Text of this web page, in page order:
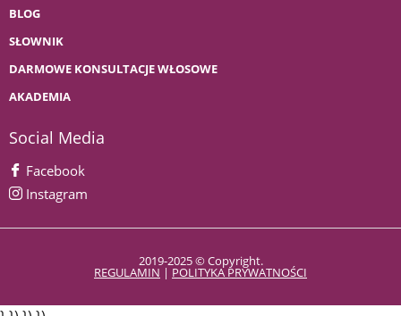
BLOG
SŁOWNIK
DARMOWE KONSULTACJE WŁOSOWE
AKADEMIA
Social Media
Facebook
Instagram
2019-2025 © Copyright.
REGULAMIN | POLITYKA PRYWATNOŚCI